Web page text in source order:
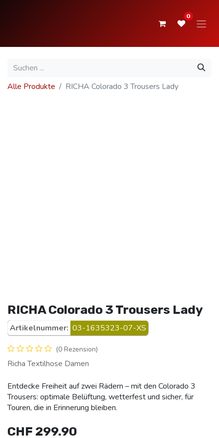
0
Alle Produkte RICHA Colorado 3 Trousers Lady
RICHA Colorado 3 Trousers Lady
Artikelnummer: 03-1635323-07-XS
(0 Rezension)
Richa Textilhose Damen
Entdecke Freiheit auf zwei Rädern – mit den Colorado 3
Trousers: optimale Belüftung, wetterfest und sicher, für
Touren, die in Erinnerung bleiben.
CHF 299.90